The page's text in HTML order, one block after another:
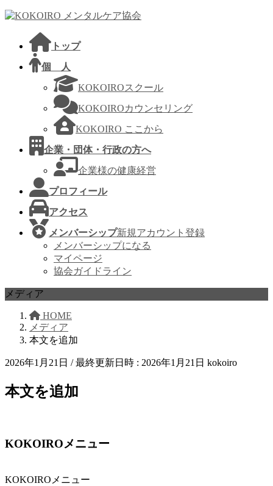
コ
ナ
トップ
個 人
KOKOIROスクール
KOKOIROカウンセリング
KOKOIRO ここから
企業・団体・行政の方へ
企業様の健康経営
プロフィール
アクセス
メンバーシップ新規アカウント登録
メンバーシップになる
マイページ
協会ガイドライン
メディア
HOME
メディア
本文を追加
2026年1月21日 / 最終更新日時 : 2026年1月21日 kokoiro
本文を追加
KOKOIROメニュー
KOKOIROメニュー